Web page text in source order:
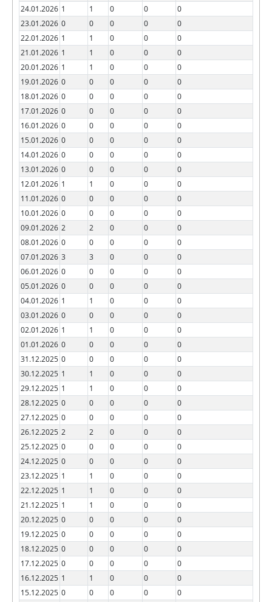
24.01.2026 1 1 0 0
0
23.01.2026 0 0 0 0
0
22.01.2026 1 1 0 0
0
21.01.2026 1 1 0 0
0
20.01.2026 1 1 0 0
0
19.01.2026 0 0 0 0
0
18.01.2026 0 0 0 0
0
17.01.2026 0 0 0 0
0
16.01.2026 0 0 0 0
0
15.01.2026 0 0 0 0
0
14.01.2026 0 0 0 0
0
13.01.2026 0 0 0 0
0
12.01.2026 1 1 0 0
0
11.01.2026 0 0 0 0
0
10.01.2026 0 0 0 0
0
09.01.2026 2 2 0 0
0
08.01.2026 0 0 0 0
0
07.01.2026 3 3 0 0
0
06.01.2026 0 0 0 0
0
05.01.2026 0 0 0 0
0
04.01.2026 1 1 0 0
0
03.01.2026 0 0 0 0
0
02.01.2026 1 1 0 0
0
01.01.2026 0 0 0 0
0
31.12.2025 0 0 0 0
0
30.12.2025 1 1 0 0
0
29.12.2025 1 1 0 0
0
28.12.2025 0 0 0 0
0
27.12.2025 0 0 0 0
0
26.12.2025 2 2 0 0
0
25.12.2025 0 0 0 0
0
24.12.2025 0 0 0 0
0
23.12.2025 1 1 0 0
0
22.12.2025 1 1 0 0
0
21.12.2025 1 1 0 0
0
20.12.2025 0 0 0 0
0
19.12.2025 0 0 0 0
0
18.12.2025 0 0 0 0
0
17.12.2025 0 0 0 0
0
16.12.2025 1 1 0 0
0
15.12.2025 0 0 0 0 0